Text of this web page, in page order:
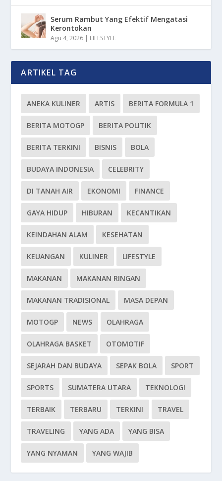
Serum Rambut Yang Efektif Mengatasi
Kerontokan
Agu 4, 2026 | LIFESTYLE
ARTIKEL TAG
ANEKA KULINER ARTIS BERITA FORMULA 1
BERITA MOTOGP BERITA POLITIK
BERITA TERKINI BISNIS BOLA
BUDAYA INDONESIA CELEBRITY
DI TANAH AIR EKONOMI FINANCE
GAYA HIDUP HIBURAN KECANTIKAN
KEINDAHAN ALAM KESEHATAN
KEUANGAN KULINER LIFESTYLE
MAKANAN MAKANAN RINGAN
MAKANAN TRADISIONAL MASA DEPAN
MOTOGP NEWS OLAHRAGA
OLAHRAGA BASKET OTOMOTIF
SEJARAH DAN BUDAYA SEPAK BOLA SPORT
SPORTS SUMATERA UTARA TEKNOLOGI
TERBAIK TERBARU TERKINI TRAVEL
TRAVELING YANG ADA YANG BISA
YANG NYAMAN YANG WAJIB